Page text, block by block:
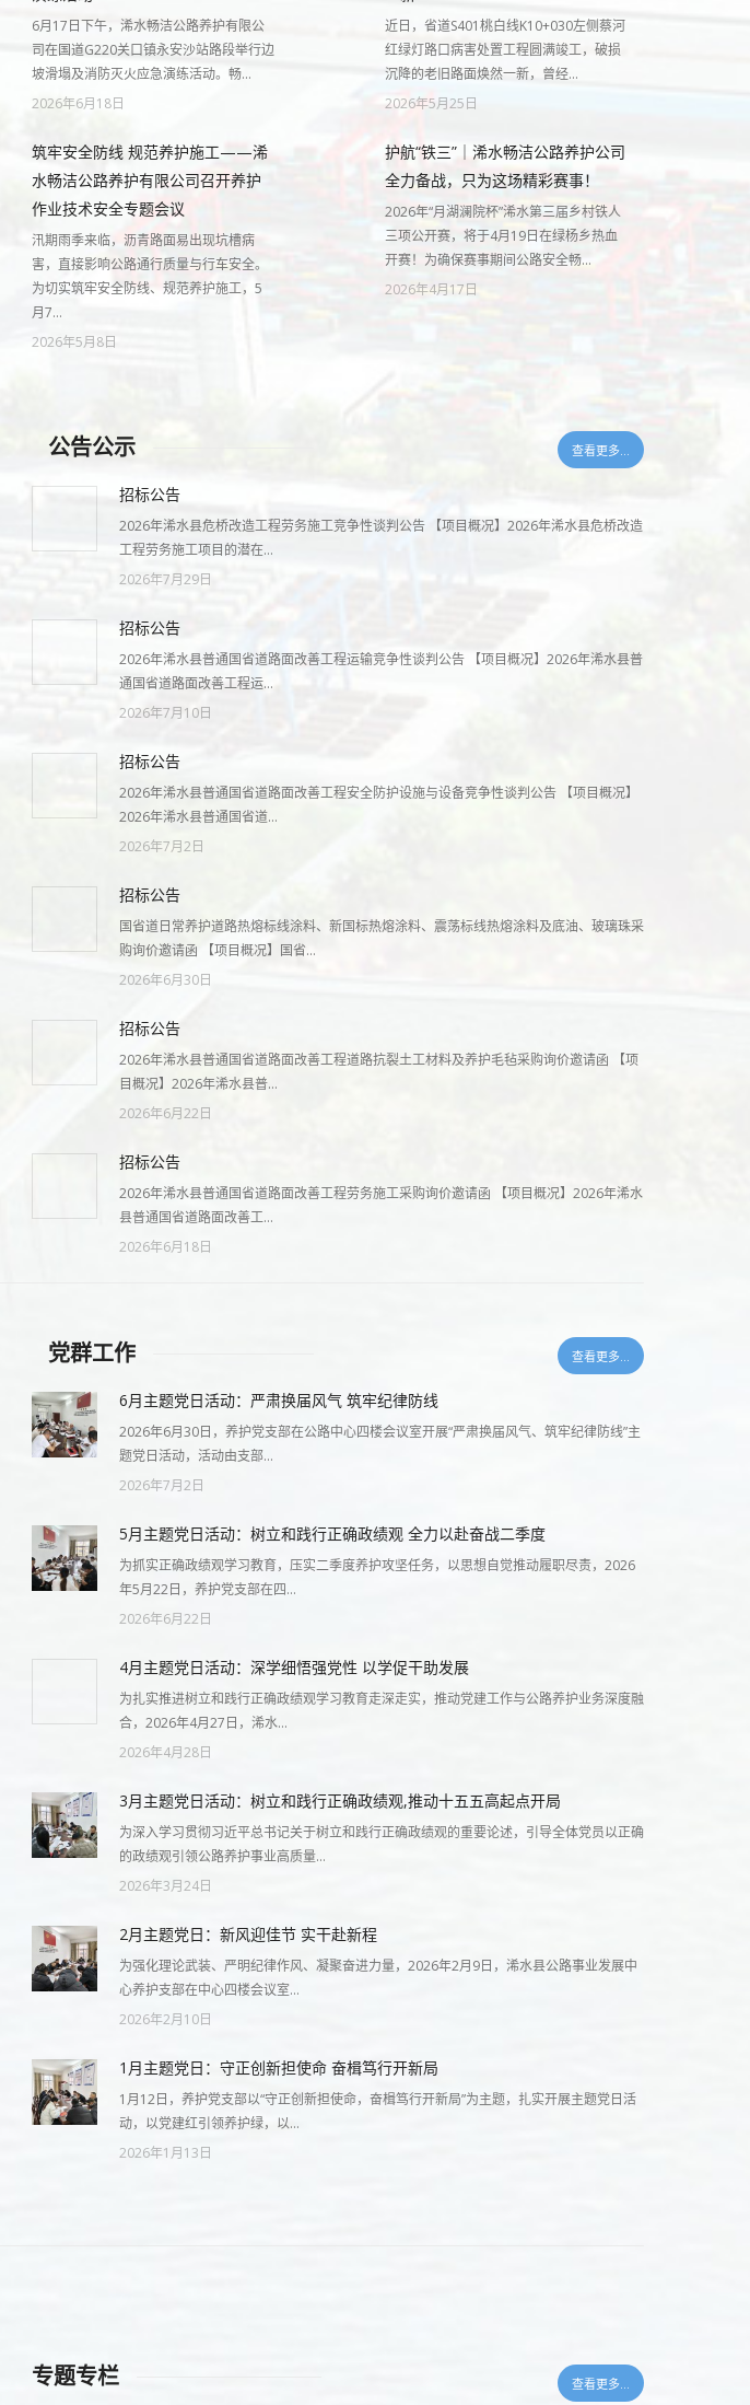
6月17日下午，浠水畅洁公路养护有限公
司在国道G220关口镇永安沙站路段举行边
坡滑塌及消防灭火应急演练活动。畅…
2026年6月18日
近日，省道S401桃白线K10+030左侧蔡河
红绿灯路口病害处置工程圆满竣工，破损
沉降的老旧路面焕然一新，曾经…
2026年5月25日
筑牢安全防线 规范养护施工——浠
水畅洁公路养护有限公司召开养护
作业技术安全专题会议
汛期雨季来临，沥青路面易出现坑槽病
害，直接影响公路通行质量与行车安全。
为切实筑牢安全防线、规范养护施工，5
月7…
2026年5月8日
护航“铁三”｜浠水畅洁公路养护公司
全力备战，只为这场精彩赛事！
2026年“月湖澜院杯”浠水第三届乡村铁人
三项公开赛，将于4月19日在绿杨乡热血
开赛！为确保赛事期间公路安全畅…
2026年4月17日
公告公示 查看更多...
招标公告
2026年浠水县危桥改造工程劳务施工竞争性谈判公告 【项目概况】2026年浠水县危桥改造
工程劳务施工项目的潜在…
2026年7月29日
招标公告
2026年浠水县普通国省道路面改善工程运输竞争性谈判公告 【项目概况】2026年浠水县普
通国省道路面改善工程运…
2026年7月10日
招标公告
2026年浠水县普通国省道路面改善工程安全防护设施与设备竞争性谈判公告 【项目概况】
2026年浠水县普通国省道…
2026年7月2日
招标公告
国省道日常养护道路热熔标线涂料、新国标热熔涂料、震荡标线热熔涂料及底油、玻璃珠采
购询价邀请函 【项目概况】国省…
2026年6月30日
招标公告
2026年浠水县普通国省道路面改善工程道路抗裂土工材料及养护毛毡采购询价邀请函 【项
目概况】2026年浠水县普…
2026年6月22日
招标公告
2026年浠水县普通国省道路面改善工程劳务施工采购询价邀请函 【项目概况】2026年浠水
县普通国省道路面改善工…
2026年6月18日
党群工作 查看更多...
6月主题党日活动：严肃换届风气 筑牢纪律防线
2026年6月30日，养护党支部在公路中心四楼会议室开展“严肃换届风气、筑牢纪律防线”主
题党日活动，活动由支部…
2026年7月2日
5月主题党日活动：树立和践行正确政绩观 全力以赴奋战二季度
为抓实正确政绩观学习教育，压实二季度养护攻坚任务，以思想自觉推动履职尽责，2026
年5月22日，养护党支部在四…
2026年6月22日
4月主题党日活动：深学细悟强党性 以学促干助发展
为扎实推进树立和践行正确政绩观学习教育走深走实，推动党建工作与公路养护业务深度融
合，2026年4月27日，浠水…
2026年4月28日
3月主题党日活动：树立和践行正确政绩观,推动十五五高起点开局
为深入学习贯彻习近平总书记关于树立和践行正确政绩观的重要论述，引导全体党员以正确
的政绩观引领公路养护事业高质量…
2026年3月24日
2月主题党日：新风迎佳节 实干赴新程
为强化理论武装、严明纪律作风、凝聚奋进力量，2026年2月9日，浠水县公路事业发展中
心养护支部在中心四楼会议室…
2026年2月10日
1月主题党日：守正创新担使命 奋楫笃行开新局
1月12日，养护党支部以“守正创新担使命，奋楫笃行开新局”为主题，扎实开展主题党日活
动，以党建红引领养护绿，以…
2026年1月13日
专题专栏 查看更多...